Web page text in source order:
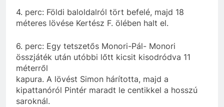
4. perc: Földi baloldalról tört befelé, majd 18
méteres lövése Kertész F. ölében halt el.
6. perc: Egy tetszetős Monori-Pál- Monori
összjáték után utóbbi lőtt kicsit kisodródva 11
méterről
kapura. A lövést Simon hárította, majd a
kipattanóról Pintér maradt le centikkel a hosszú
saroknál.